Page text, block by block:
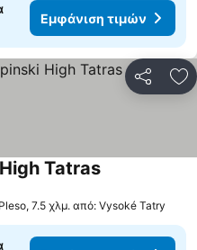
Εμφάνιση τιμών
TatrasΕμφάνιση
7.5 χλμ. από: Vysoké Tatry